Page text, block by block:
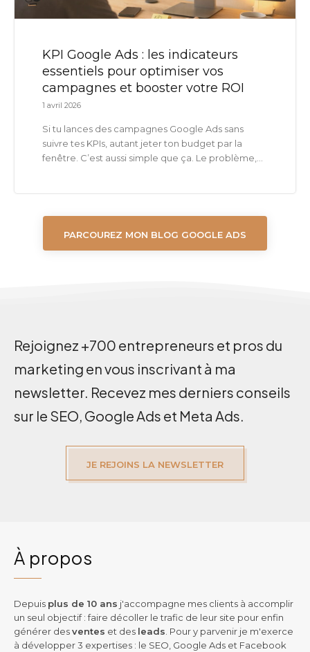
KPI Google Ads : les indicateurs
essentiels pour optimiser vos
campagnes et booster votre ROI
1 avril 2026
Si tu lances des campagnes Google Ads sans
suivre tes KPIs, autant jeter ton budget par la
fenêtre. C’est aussi simple que ça. Le problème,...
PARCOUREZ MON BLOG GOOGLE ADS
Rejoignez +700 entrepreneurs et pros du
marketing en vous inscrivant à ma
newsletter. Recevez mes derniers conseils
sur le SEO, Google Ads et Meta Ads.
JE REJOINS LA NEWSLETTER
À propos
Depuis plus de 10 ans j'accompagne mes clients à accomplir
un seul objectif : faire décoller le trafic de leur site pour enfin
générer desventes et des leads . Pour y parvenir je m'exerce
à développer 3 expertises : le SEO, Google Ads et Facebook